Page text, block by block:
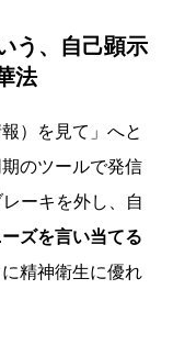
う、自己顕示
法
）を見て」へと
のツールで発信
ーキを外し、自
ーズを言い当てる
精神衛生に優れ